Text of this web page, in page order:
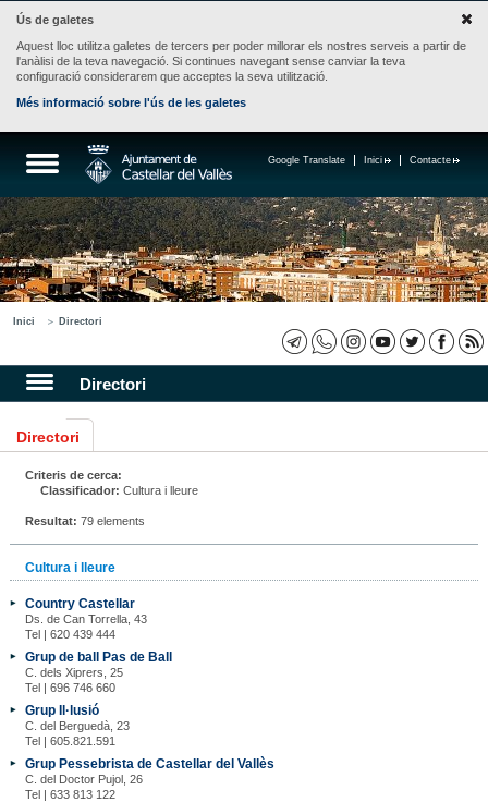
Ús de galetes
Aquest lloc utilitza galetes de tercers per poder millorar els nostres serveis a partir de
l'anàlisi de la teva navegació. Si continues navegant sense canviar la teva
configuració considerarem que acceptes la seva utilització.
Més informació sobre l'ús de les galetes
Contacte
Inici
Google Translate
Inici Directori
Directori
Directori
Criteris de cerca:
Classificador: Cultura i lleure
Resultat: 79 elements
Cultura i lleure
Country Castellar
Ds. de Can Torrella, 43
Tel | 620 439 444
Grup de ball Pas de Ball
C. dels Xiprers, 25
Tel | 696 746 660
Grup Il·lusió
C. del Berguedà, 23
Tel | 605.821.591
Grup Pessebrista de Castellar del Vallès
C. del Doctor Pujol, 26
Tel | 633 813 122